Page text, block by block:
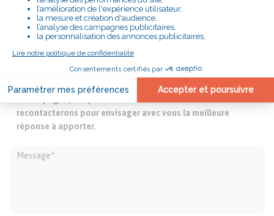
Vous connaissez des difficultés et souhaitez être
recontacterons pour envisager avec vous la meilleure
réponse à apporter.